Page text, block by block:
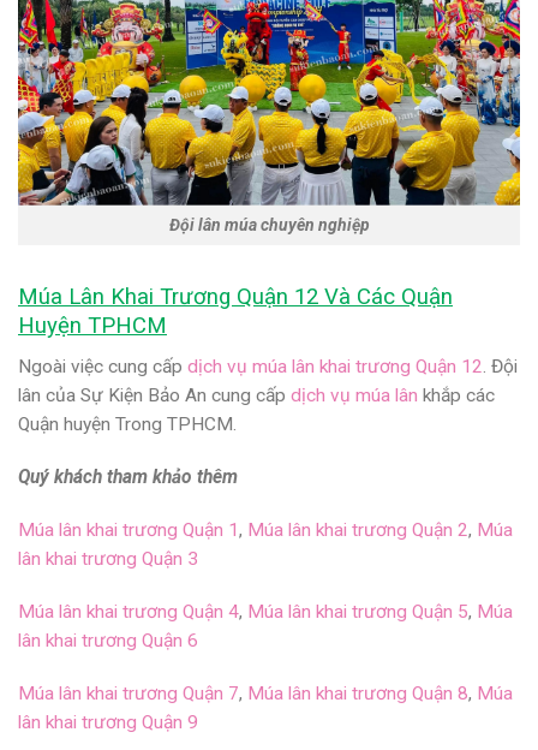
Đội lân múa chuyên nghiệp
Múa Lân Khai Trương Quận 12 Và Các Quận
Huyện TPHCM
Ngoài việc cung cấp dịch vụ múa lân khai trương Quận 12 . Đội
lân của Sự Kiện Bảo An cung cấp dịch vụ múa lân khắp các
Quận huyện Trong TPHCM.
Quý khách tham khảo thêm
Múa lân khai trương Quận 1, Múa lân khai trương Quận 2, Múa
lân khai trương Quận 3
Múa lân khai trương Quận 4, Múa lân khai trương Quận 5, Múa
lân khai trương Quận 6
Múa lân khai trương Quận 7, Múa lân khai trương Quận 8, Múa
lân khai trương Quận 9